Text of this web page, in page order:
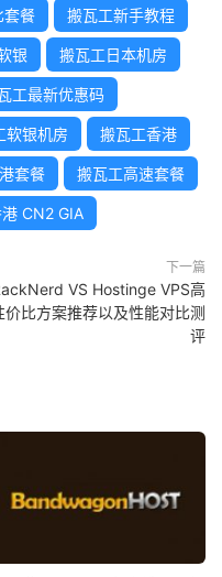
套餐 搬瓦工新手教程
银 搬瓦工日本机房
工最新优惠码
软银机房 搬瓦工香港
套餐 搬瓦工高速套餐
CN2 GIA
下一篇
VS Hostinge VPS高
价比方案推荐以及性能对比测
评